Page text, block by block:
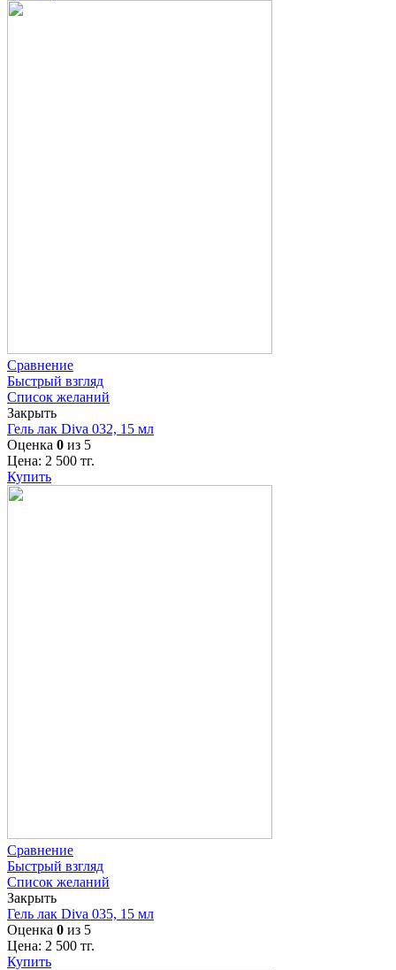
Сравнение
Быстрый взгляд
Список желаний
Закрыть
Гель лак Diva 032, 15 мл
Оценка 0 из 5
Цена: 2 500 тг.
Купить
Сравнение
Быстрый взгляд
Список желаний
Закрыть
Гель лак Diva 035, 15 мл
Оценка 0 из 5
Цена: 2 500 тг.
Купить